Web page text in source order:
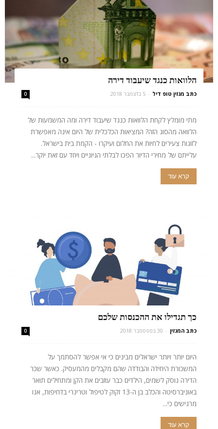
הלוואות כנגד שיעבוד דירה
כתב מגזין טופ דיל - 5 בדצמבר 2018 0
מתי מומלץ לקחת הלוואות כנגד שיעבוד דירה ומה המשמעות של
הלוואה מהסוג הזה? המציאות הכלכלית של היום אינה מאפשרת
לזוגות צעירים לחיות את החלום ועיקרו - הקמת בית בישראל.
עלייתם של מחירי הדיור הפכו לבלתי הגיוניים ויחד עם זאת יוקר...
קרא עוד
כך תגדילו את ההכנסות שלכם
כתב המגזין - 30 בספטמבר 2018 0
היום יותר ויותר ישראלים מבינים כי אי אפשר להסתמך על
המשכורת היחידה והבודדה שהם מקבלים מהמעסיק. כאשר שכר
הדירה נוסק לשמים, הילדים כבר עוזבים את הקן ומתחילים תואר
באוניברסיטה והכלב בן ה-13 זקוק לטיפול וטרינרי בדחיפות, אנו
מרגישים כי...
קרא עוד